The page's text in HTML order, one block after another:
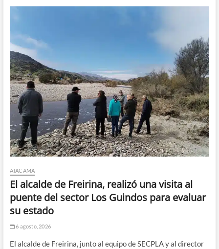
ATACAMA
El alcalde de Freirina, realizó una visita al
puente del sector Los Guindos para evaluar
su estado
6 agosto, 2026
El alcalde de Freirina, junto al equipo de SECPLA y al director